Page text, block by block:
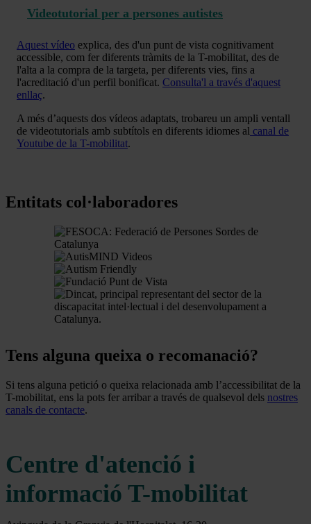
Videotutorial per a persones autistes
Aquest vídeo explica, des d'un punt de vista cognitivament
accessible, com fer diferents tràmits de la T-mobilitat, des de
l'alta a la compra de la targeta, per diferents vies, fins a
l'acreditació d'un perfil bonificat. Consulta'l a través d'aquest
enllaç.
A més d’aquests dos vídeos adaptats, trobareu un ampli ventall
de videotutorials amb subtítols en diferents idiomes al canal de
Youtube de la T-mobilitat.
Entitats col·laboradores
Tens alguna queixa o recomanació?
Si tens alguna petició o queixa relacionada amb l’accessibilitat de la
T-mobilitat, ens la pots fer arribar a través de qualsevol dels nostres
canals de contacte.
Centre d'atenció i
informació T-mobilitat